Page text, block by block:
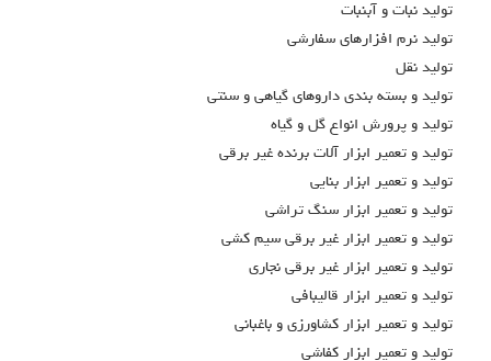
توليد نبات و آبنبات
توليد نرم افزارهاي سفارشي
توليد نقل
توليد و بسته بندي داروهاي گياهي و سنتي
توليد و پرورش انواع گل و گياه
توليد و تعمير ابزار آلات برنده غير برقي
توليد و تعمير ابزار بنايي
توليد و تعمير ابزار سنگ تراشي
توليد و تعمير ابزار غير برقي سيم کشي
توليد و تعمير ابزار غير برقي نجاري
توليد و تعمير ابزار قاليبافي
توليد و تعمير ابزار کشاورزي و باغباني
توليد و تعمير ابزار کفاشي